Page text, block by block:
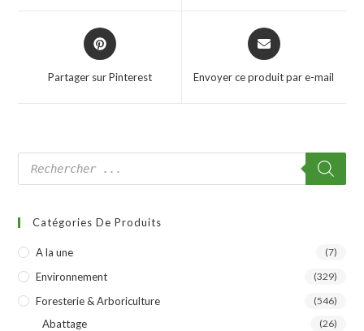
Partager sur Pinterest Envoyer ce produit par e-mail
Catégories De Produits
A la une (7)
Environnement (329)
Foresterie & Arboriculture (546)
Abattage (26)